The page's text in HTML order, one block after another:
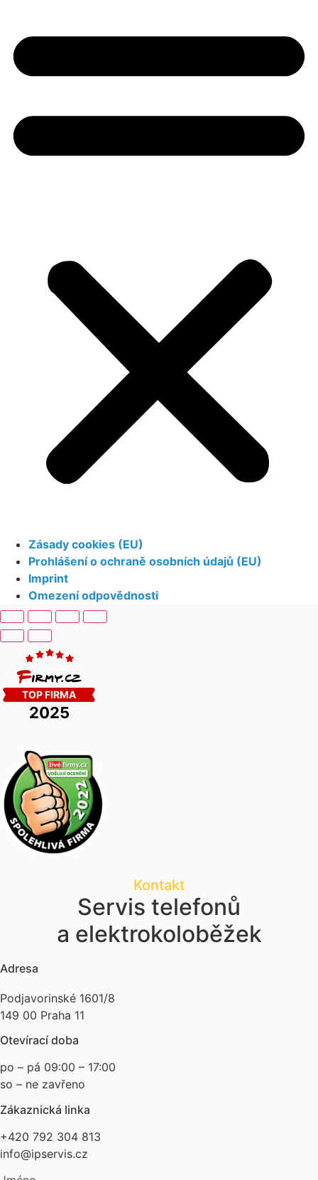
Zásady cookies (EU)
Prohlášení o ochraně osobních údajů (EU)
Imprint
Omezení odpovědnosti
Kontakt
Servis telefonů
a elektrokoloběžek
Adresa
Podjavorinské 1601/8
149 00 Praha 11
Otevírací doba
po – pá 09:00 – 17:00
so – ne zavřeno
Zákaznická linka
+420 792 304 813
info@ipservis.cz